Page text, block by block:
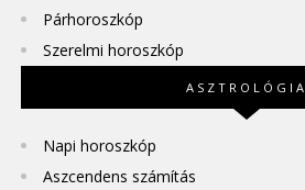
Párhoroszkóp
Szerelmi horoszkóp
ASZTROLÓGIA
Napi horoszkóp
Aszcendens számítás